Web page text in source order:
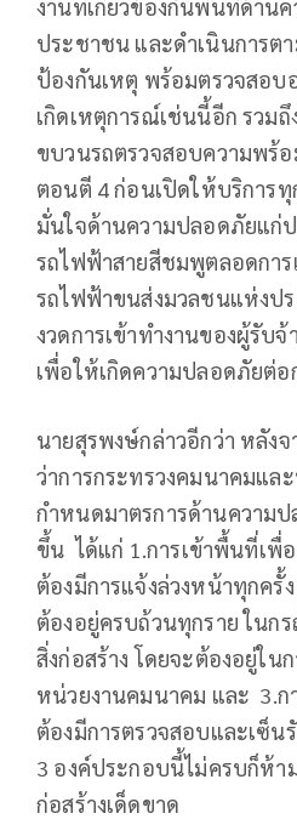
งานที่เกี่ยวข้องกันพื้นที่ด้าน
ประชาชน และดำเนินการต
ป้องกันเหตุ พร้อมตรวจสอบ
เกิดเหตุการณ์เช่นนี้อีก รวม
ขบวนรถตรวจสอบความพร้อ
ตอนตี 4 ก่อนเปิดให้บริการทุ
มั่นใจด้านความปลอดภัยแก่
รถไฟฟ้าสายสีชมพูตลอดการ
รถไฟฟ้าขนส่งมวลชนแห่งปร
งวดการเข้าทำงานของผู้รับ
เพื่อให้เกิดความปลอดภัยต่อ
นายสุรพงษ์กล่าวอีกว่า หลัง
ว่าการกระทรวงคมนาคมแล
กำหนดมาตรการด้านความ
ขึ้น ได้แก่ 1.การเข้าพื้นที่เพื่
ต้องมีการแจ้งล่วงหน้าทุกครั้
ต้องอยู่ครบถ้วนทุกราย ในก
สิ่งก่อสร้าง โดยจะต้องอยู่ใน
หน่วยงานคมนาคม และ 3.
ต้องมีการตรวจสอบและเซ็น
3 องค์ประกอบนี้ไม่ครบก็ห้า
ก่อสร้างเด็ดขาด